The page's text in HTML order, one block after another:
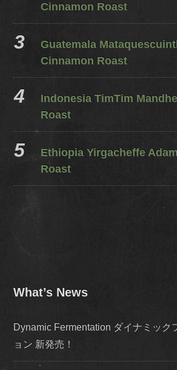
Cinnamon Roast
Guatemala
Cinnamon Roast
Indonesia TimTim
Roast
Ethiopia Yirgacheffe
Roast
What’s News
Dynamic Fermentation ダイナミック
ョン 新発売！